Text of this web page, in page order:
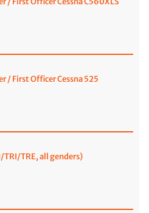
/ First Officer Cessna 525
TRI/TRE, all genders)